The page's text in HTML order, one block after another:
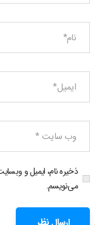
ذخیره نام، ایمیل و
می‌نویسم.